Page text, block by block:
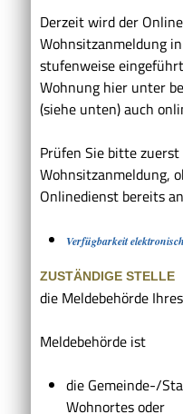
Derzeit wird der
Wohnsitzanmeldung
stufenweise
Wohnung hier unter
(siehe unten) auch
Prüfen Sie bitte
Wohnsitzanmeldung,
Onlinedienst bereits
Verfügbarkeit
ZUSTÄNDIGE STELLE
die Meldebehörde
Meldebehörde ist
die Gemeinde-/
Wohnortes oder